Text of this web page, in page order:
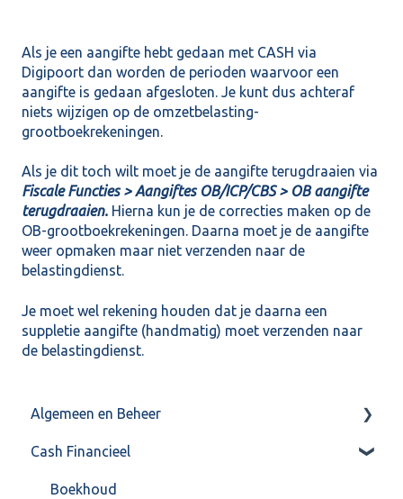
Als je een aangifte hebt gedaan met CASH via
Digipoort dan worden de perioden waarvoor een
aangifte is gedaan afgesloten. Je kunt dus achteraf
niets wijzigen op de omzetbelasting-
grootboekrekeningen.
Als je dit toch wilt moet je de aangifte terugdraaien via
Fiscale Functies > Aangiftes OB/ICP/CBS > OB aangifte
terugdraaien. Hierna kun je de correcties maken op de
OB-grootboekrekeningen. Daarna moet je de aangifte
weer opmaken maar niet verzenden naar de
belastingdienst.
Je moet wel rekening houden dat je daarna een
suppletie aangifte (handmatig) moet verzenden naar
de belastingdienst.
Algemeen en Beheer
Bank(koppeling)
Import/Export
Cash Financieel
Boekhoud